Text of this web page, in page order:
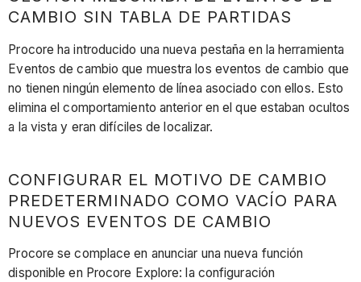
CAMBIO SIN TABLA DE PARTIDAS
Procore ha introducido una nueva pestaña en la herramienta
Eventos de cambio que muestra los eventos de cambio que
no tienen ningún elemento de línea asociado con ellos. Esto
elimina el comportamiento anterior en el que estaban ocultos
a la vista y eran difíciles de localizar.
CONFIGURAR EL MOTIVO DE CAMBIO
PREDETERMINADO COMO VACÍO PARA
NUEVOS EVENTOS DE CAMBIO
Procore se complace en anunciar una nueva función
disponible en Procore Explore: la configuración